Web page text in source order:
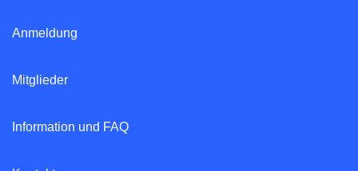
Anmeldung
Mitglieder
Information und FAQ